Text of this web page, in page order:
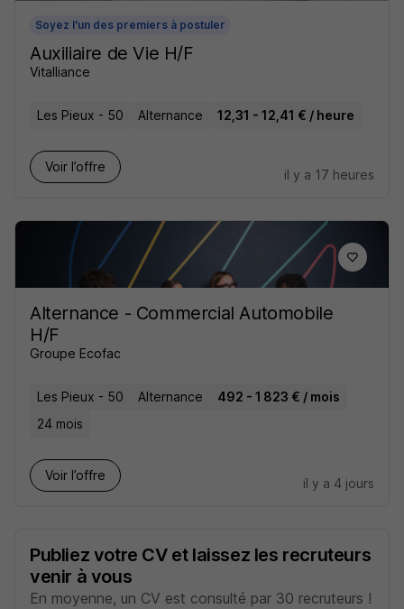
Soyez l'un des premiers à postuler
Auxiliaire de Vie H/F
Vitalliance
Les Pieux - 50 Alternance 12,31 - 12,41 € / heure
Voir l’offre
il y a 17 heures
Alternance - Commercial Automobile
H/F
Groupe Ecofac
Les Pieux - 50 Alternance
492 - 1 823 € / mois
24 mois
Voir l’offre
il y a 4 jours
Publiez votre CV et laissez les recruteurs
venir à vous
En moyenne, un CV est consulté par 30 recruteurs !